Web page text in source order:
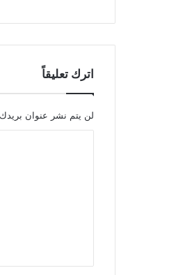
اترك تعليقاً
لن يتم نشر عنوان بريدك
ق